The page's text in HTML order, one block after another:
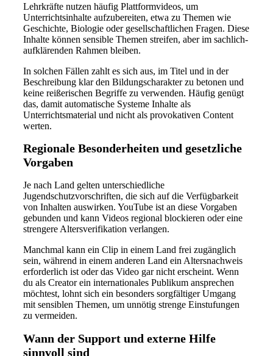
Lehrkräfte nutzen häufig Plattformvideos, um
Unterrichtsinhalte aufzubereiten, etwa zu Themen wie
Geschichte, Biologie oder gesellschaftlichen Fragen. Diese
Inhalte können sensible Themen streifen, aber im sachlich-
aufklärenden Rahmen bleiben.
In solchen Fällen zahlt es sich aus, im Titel und in der
Beschreibung klar den Bildungscharakter zu betonen und
keine reißerischen Begriffe zu verwenden. Häufig genügt
das, damit automatische Systeme Inhalte als
Unterrichtsmaterial und nicht als provokativen Content
werten.
Regionale Besonderheiten und gesetzliche
Vorgaben
Je nach Land gelten unterschiedliche
Jugendschutzvorschriften, die sich auf die Verfügbarkeit
von Inhalten auswirken. YouTube ist an diese Vorgaben
gebunden und kann Videos regional blockieren oder eine
strengere Altersverifikation verlangen.
Manchmal kann ein Clip in einem Land frei zugänglich
sein, während in einem anderen Land ein Altersnachweis
erforderlich ist oder das Video gar nicht erscheint. Wenn
du als Creator ein internationales Publikum ansprechen
möchtest, lohnt sich ein besonders sorgfältiger Umgang
mit sensiblen Themen, um unnötig strenge Einstufungen
zu vermeiden.
Wann der Support und externe Hilfe
sinnvoll sind